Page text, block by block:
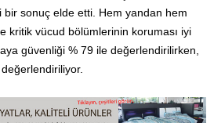
sonuç elde etti. Hem yandan hem
kritik vücud bölümlerinin koruması iyi
güvenliği % 79 ile değerlendirilirken,